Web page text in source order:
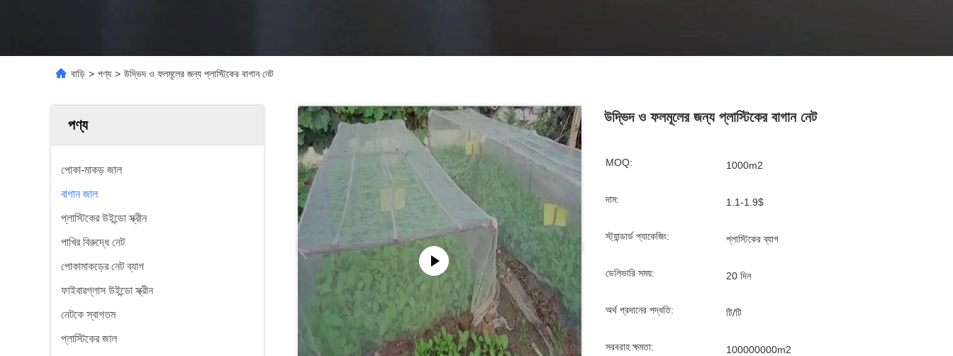
বাড়ি > পণ্য > উদ্ভিদ ও ফলমূলের জন্য প্লাস্টিকের বাগান নেট
পণ্য
পোকা-মাকড় জাল
বাগান জাল
প্লাস্টিকের উইন্ডো স্ক্রীন
পাখির বিরুদ্ধে নেট
পোকামাকড়ের নেট ব্যাগ
ফাইবারগ্লাস উইন্ডো স্ক্রীন
নেটকে স্বাগতম
প্লাস্টিকের জাল
উদ্ভিদ ও ফলমূলের জন্য প্লাস্টিকের বাগান নেট
MOQ: 1000m2
দাম: 1.1-1.9$
স্ট্যান্ডার্ড প্যাকেজিং: প্লাস্টিকের ব্যাগ
ডেলিভারি সময়: 20 দিন
অর্থ প্রদানের পদ্ধতি: টি/টি
সরবরাহ ক্ষমতা: 100000000m2